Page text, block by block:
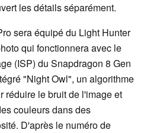
les détails séparément.
sera équipé du Light Hunter
qui fonctionnera avec le
(ISP) du Snapdragon 8 Gen
"Night Owl", un algorithme
réduire le bruit de l'image et
couleurs dans des
D'après le numéro de